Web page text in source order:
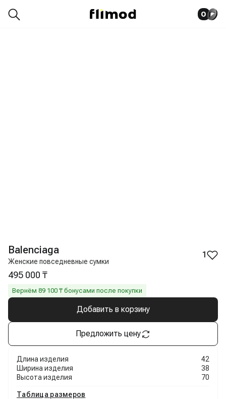
0
Balenciaga
Женские повседневные сумки
1
495 000 ₸
Вернём 89 100 ₸ бонусами после покупки
Добавить в корзину
Предложить цену
Длина изделия
42
Ширина изделия
38
Высота изделия
70
Таблица размеров